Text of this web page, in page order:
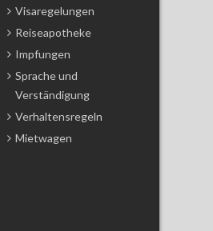
Visaregelungen
Reiseapotheke
Impfungen
Sprache und
Verständigung
Verhaltensregeln
Mietwagen